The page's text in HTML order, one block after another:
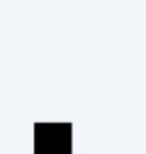
des marques